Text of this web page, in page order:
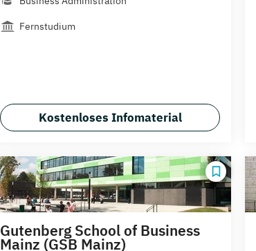
Fernstudium
Kostenloses Infomaterial
Gutenberg School of Business
Mainz (GSB Mainz)